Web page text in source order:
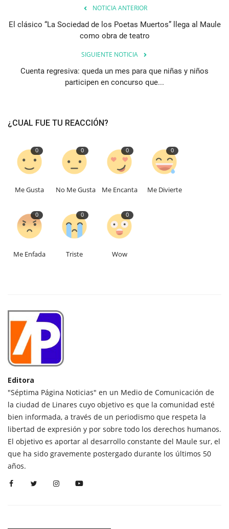
NOTICIA ANTERIOR
El clásico “La Sociedad de los Poetas Muertos” llega al Maule
como obra de teatro
SIGUIENTE NOTICIA
Cuenta regresiva: queda un mes para que niñas y niños
participen en concurso que...
¿CUAL FUE TU REACCIÓN?
0
Me Gusta
0
No Me Gusta
0
Me Encanta
0
Me Divierte
0
Me Enfada
0
Triste
0
Wow
Editora
"Séptima Página Noticias" en un Medio de Comunicación de
la ciudad de Linares cuyo objetivo es que la comunidad esté
bien informada, a través de un periodismo que respeta la
libertad de expresión y por sobre todo los derechos humanos.
El objetivo es aportar al desarrollo constante del Maule sur, el
que ha sido gravemente postergado durante los últimos 50
años.